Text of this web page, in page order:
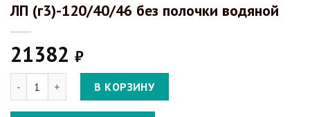
ЛП (г3)-120/40/46 без полочки водяной
21382 ₽
Количество ЛП (г3)-120/40/46 без полочки водяной
В КОРЗИНУ